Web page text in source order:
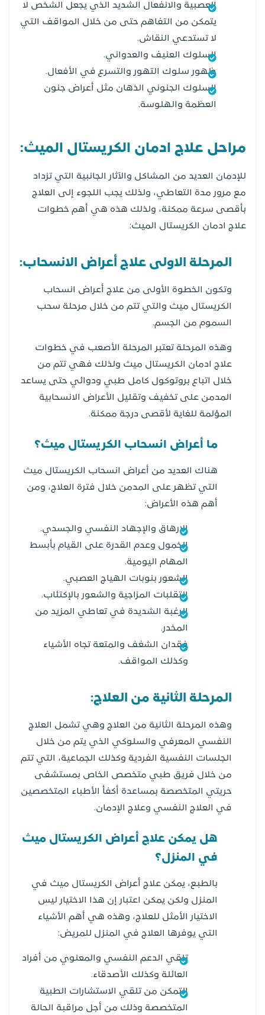
العصبية والانفعال الشديد الذي يجعل الشخص لا
يتمكن من التفاهم حتى من خلال المواقف التي
لا تستدعي النقاش.
السلوك العنيف والعدواني.
ظهور سلوك التهور والتسرع في الأفعال.
السلوك الجنوني الذهان مثل أعراض جنون
العظمة والهلوسة.
مراحل علاج ادمان الكريستال الميث:
للإدمان العديد من المشاكل والآثار الجانبية التي تزداد
مع مرور مدة التعاطي، ولذلك يجب اللجوء إلى العلاج
بأقصى سرعة ممكنة، ولذلك هذه هي أهم خطوات
علاج ادمان الكريستال الميث:
المرحلة الاولى علاج أعراض الانسحاب:
وتكون الخطوة الأولى من علاج أعراض انسحاب
الكريستال ميث والتي تتم من خلال مرحلة سحب
السموم من الجسم.
وهذه المرحلة تعتبر المرحلة الأصعب في خطوات
علاج ادمان الكريستال ميث ولذلك فهي تتم من
خلال اتباع بروتوكول كامل طبي ودوائي حتى يساعد
المدمن على تخفيف وتقليل الأعراض الانسحابية
المؤلمة للغاية لأقصى درجة ممكنة.
ما أعراض انسحاب الكريستال ميث؟
هناك العديد من أعراض انسحاب الكريستال ميث
التي تظهر على المدمن خلال فترة العلاج، ومن
أهم هذه الأعراض:
الإرهاق والإجهاد النفسي والجسدي.
الخمول وعدم القدرة على القيام بأبسط
المهام اليومية.
الشعور بنوبات الهياج العصبي.
التقلبات المزاجية والشعور بالإكتئاب.
الرغبة الشديدة في تعاطي المزيد من
المخدر.
فقدان الشغف والمتعة تجاه الأشياء
وكذلك المواقف.
المرحلة الثانية من العلاج:
وهذه المرحلة الثانية من العلاج وهي تشمل العلاج
النفسي المعرفي والسلوكي الذي يتم من خلال
الجلسات النفسية الفردية وكذلك الجماعية، التي تتم
من خلال فريق طبي متخصص الخاص بمستشفى
حريتي المتخصصة بمساعدة أكفأ الأطباء المتخصصين
في العلاج النفسي وعلاج الإدمان.
هل يمكن علاج أعراض الكريستال ميث
في المنزل؟
بالطبع، يمكن علاج أعراض الكريستال ميث في
المنزل ولكن يمكن اعتبار إن هذا الاختيار ليس
الاختيار الأمثل للعلاج، وهذه هي أهم الأشياء
التي يوفرها العلاج في المنزل للمريض:
تلقي الدعم النفسي والمعنوي من أفراد
العائلة وكذلك الأصدقاء.
التمكن من تلقي الاستشارات الطبية
المتخصصة وذلك من أجل مراقبة الحالة